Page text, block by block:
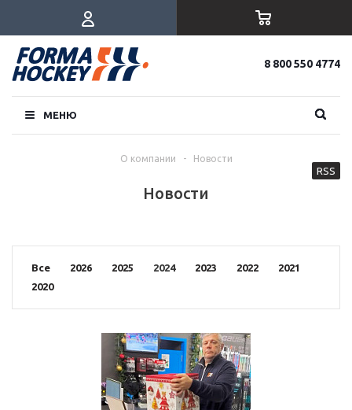
8 800 550 4774
МЕНЮ
О компании - Новости
Новости
RSS
Все 2026 2025 2024 2023 2022
2021
2020